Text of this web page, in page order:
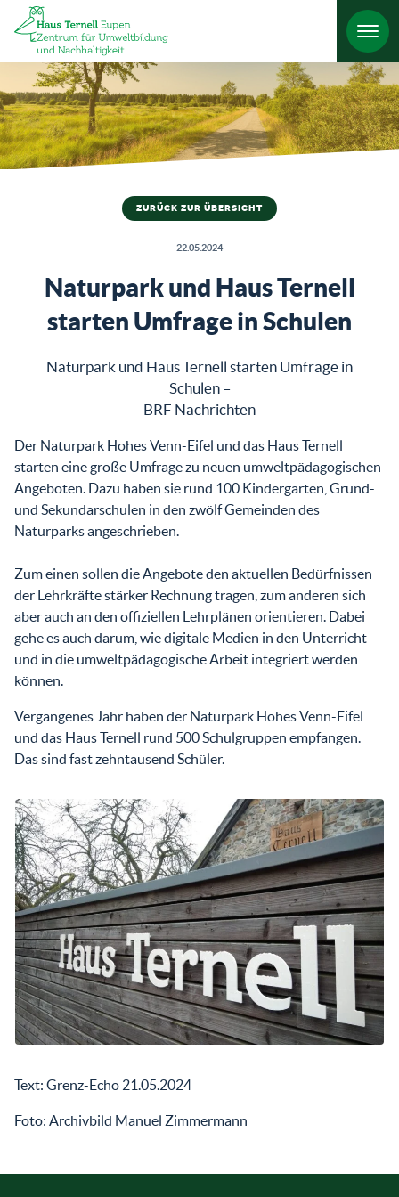
ZURÜCK ZUR ÜBERSICHT
22.05.2024
Naturpark und Haus Ternell
starten Umfrage in Schulen
Naturpark und Haus Ternell starten Umfrage in
Schulen –
BRF Nachrichten
Der Naturpark Hohes Venn-Eifel und das Haus Ternell
starten eine große Umfrage zu neuen umweltpädagogischen
Angeboten. Dazu haben sie rund 100 Kindergärten, Grund-
und Sekundarschulen in den zwölf Gemeinden des
Naturparks angeschrieben.
Zum einen sollen die Angebote den aktuellen Bedürfnissen
der Lehrkräfte stärker Rechnung tragen, zum anderen sich
aber auch an den offiziellen Lehrplänen orientieren. Dabei
gehe es auch darum, wie digitale Medien in den Unterricht
und in die umweltpädagogische Arbeit integriert werden
können.
Vergangenes Jahr haben der Naturpark Hohes Venn-Eifel
und das Haus Ternell rund 500 Schulgruppen empfangen.
Das sind fast zehntausend Schüler.
Text: Grenz-Echo 21.05.2024
Foto: Archivbild Manuel Zimmermann